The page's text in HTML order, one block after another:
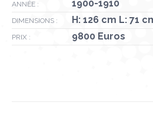
ANNÉE : 1900-1910
DIMENSIONS : H: 126 cm L: 71
PRIX : 9800 Euros